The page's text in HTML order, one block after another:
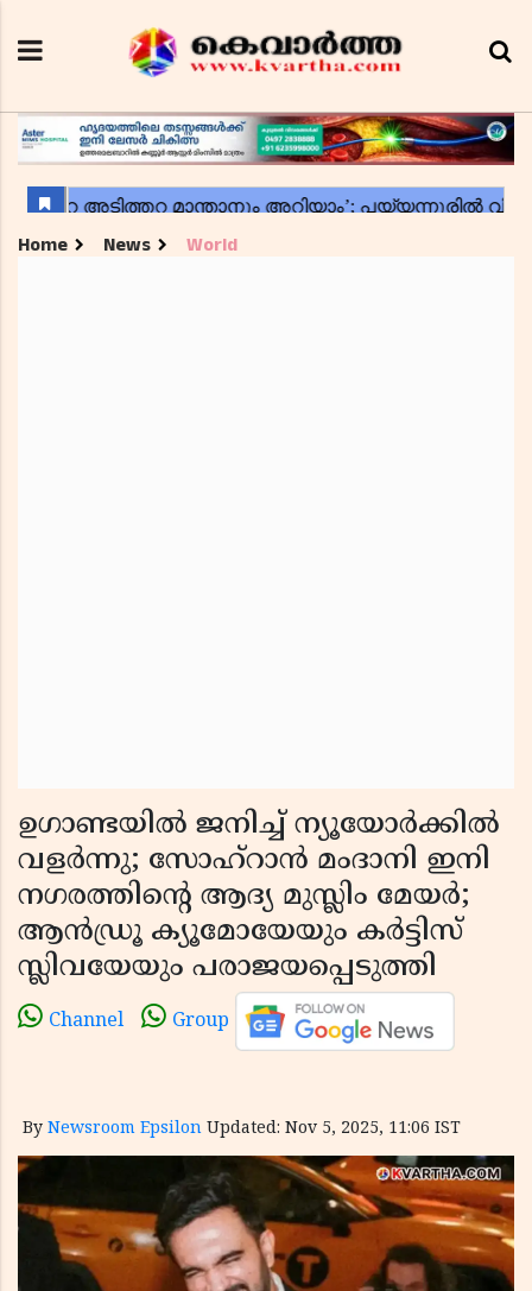
Home News World
ഉഗാണ്ടയിൽ ജനിച്ച് ന്യൂയോർക്കിൽ
വളർന്നു; സോഹ്റാൻ മംദാനി ഇനി
നഗരത്തിൻ്റെ ആദ്യ മുസ്ലിം മേയർ;
ആൻഡ്രൂ ക്യൂമോയേയും കർട്ടിസ്
സ്ലിവയേയും പരാജയപ്പെടുത്തി
Channel Group
By Newsroom Epsilon Updated: Nov 5, 2025, 11:06 IST